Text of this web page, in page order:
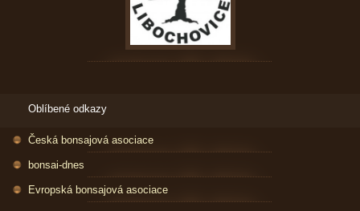
Oblíbené odkazy
Česká bonsajová asociace
bonsai-dnes
Evropská bonsajová asociace